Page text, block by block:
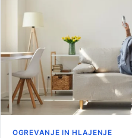
OGREVANJE IN HLAJENJE